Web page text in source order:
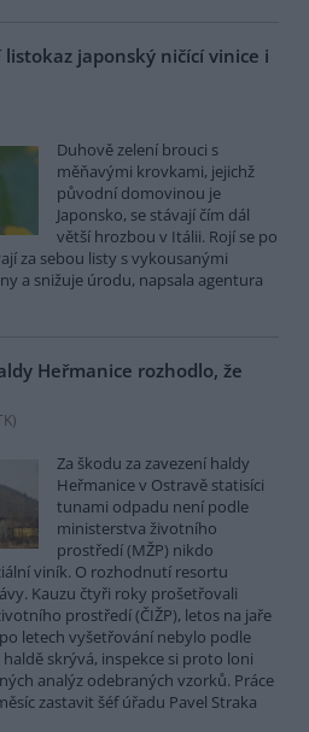
japonský ničící vinice i
Duhově zelení brouci s
měňavými krovkami, jejichž
původní domovinou je
Japonsko, se stávají čím dál
větší hrozbou v Itálii. Rojí se po
za sebou listy s vykousanými
a snižuje úrodu, napsala agentura
Heřmanice rozhodlo, že
)
Za škodu za zavezení haldy
Heřmanice v Ostravě statisíci
tunami odpadu není podle
ministerstva životního
prostředí (MŽP) nikdo
viník. O rozhodnutí resortu
Kauzu čtyři roky prošetřovali
prostředí (ČIŽP), letos na jaře
letech vyšetřování nebylo podle
skrývá, inspekce si proto loni
analýz odebraných vzorků. Práce
zastavit šéf úřadu Pavel Straka